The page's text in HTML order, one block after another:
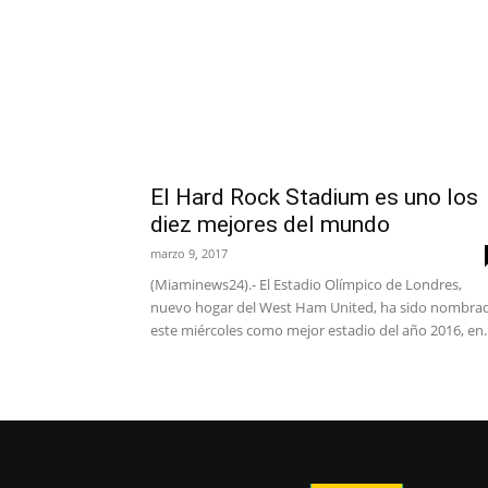
El Hard Rock Stadium es uno los
diez mejores del mundo
marzo 9, 2017
(Miaminews24).- El Estadio Olímpico de Londres,
nuevo hogar del West Ham United, ha sido
este miércoles como mejor estadio del año 2016,